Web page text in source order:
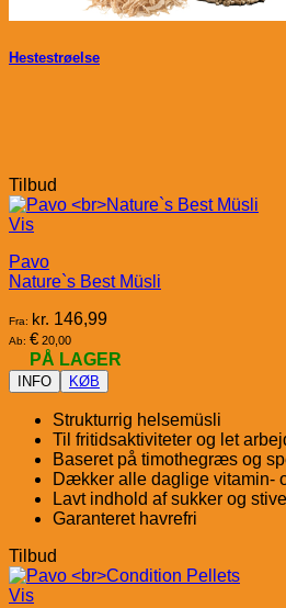
Hestestrøelse
Tilbud
Vis
Pavo
Nature`s Best Müsli
Fra: kr. 146,99
Ab: € 20,00
PÅ LAGER
INFO KØB
Strukturrig helsemüsli
Til fritidsaktiviteter og let
Baseret på timothegræs og
Dækker alle daglige vitamin-
Lavt indhold af sukker og
Garanteret havrefri
Tilbud
Vis